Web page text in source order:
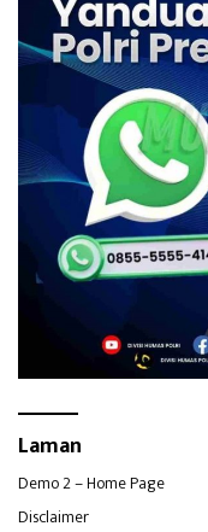
Laman
Demo 2 – Home Page
Disclaimer